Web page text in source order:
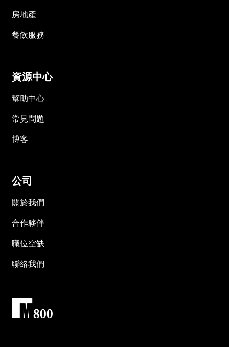
房地產
餐飲服務
資源中心
幫助中心
常見問題
博客
公司
關於我們
合作夥伴
職位空缺
聯絡我們